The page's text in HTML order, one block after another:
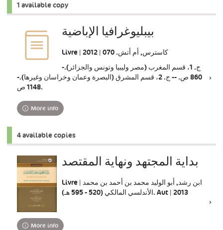
1 available copy
بيبليوغرافيا الإباضية
Livre | كاسترس, أم أتش. 070 | 2012
ج. 1، قسم المغرب (مصر وليبيا وتونس والجزائر).-
860 ص. -- ج. 2، قسم المشرق (البصرة وعمان وخراسان وغيرها).-
1148 ص.
More info
4 available copies
بداية المجتهد ونهاية المقتصد
Livre | ابن رشد, أبو الوليد محمد بن أحمد بن محمد
الأندلسي المالكي (520 - 595 هـ). Aut | 2013
More info